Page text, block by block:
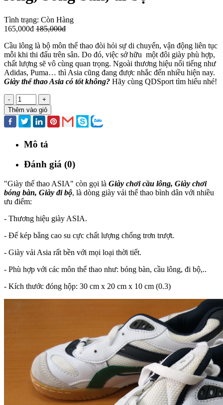
Tình trạng: Còn Hàng
165,000đ 185,000đ
Cầu lông là bộ môn thể thao đòi hỏi sự di chuyển, vận động liên tục
mỗi khi thi đấu trên sân. Do đó, việc sở hữu một đôi giày phù hợp,
chất lượng sẽ vô cùng quan trọng. Ngoài thương hiệu nổi tiếng như
Adidas, Puma… thì Asia cũng đang được nhắc đến nhiều hiện nay.
Giày thể thao Asia có tốt không? Hãy cùng QDSport tìm hiểu nhé!
-
+
Thêm vào giỏ
Mô tả
Đánh giá (0)
"Giày thể thao ASIA" còn gọi là Giày chơi cầu lông, Giày chơi
bóng bàn, Giày đi bộ, là dòng giày vải thể thao bình dân với nhiều
ưu điểm:
- Thương hiệu giày ASIA.
- Đế kép bằng cao su cực chất lượng chống trơn trượt.
- Giày vải Asia rất bền với mọi loại thời tiết.
- Phù hợp với các môn thể thao như: bóng bàn, cầu lông, đi bộ,..
- Kích thước đóng hộp: 30 cm x 20 cm x 10 cm (0.3)